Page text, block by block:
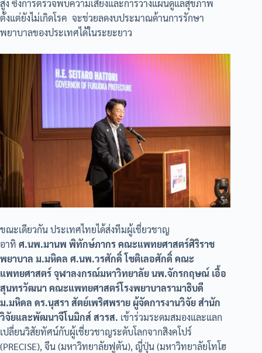
สูง ซึ่งการตรวจพบความเสี่ยงและการวางแผนดูแลสุขภาพ
ตั้งแต่ยังไม่เกิดโรค จะช่วยลดงบประมาณด้านการรักษา
พยาบาลของประเทศได้ในระยะยาว
ขณะเดียวกัน ประเทศไทยได้ส่งทีมผู้เชี่ยวชาญ
อาทิ ศ.นพ.มานพ พิทักษ์ภากร คณะแพทยศาสตร์ศิริราช
พยาบาล ม.มหิดล ศ.นพ.วรศักดิ์ โชติเลอศักดิ์ คณะ
แพทยศาสตร์ จุฬาลงกรณ์มหาวิทยาลัย นพ.จักรกฤษณ์ เอื้อ
สุนทรวัฒนา คณะแพทยศาสตร์โรงพยาบาลรามาธิบดี
ม.มหิดล ดร.นุสรา สัตย์เพริศพราย ผู้จัดการงานวิจัย สำนัก
วิจัยและพัฒนาจีโนมิกส์ สวรส. เข้าร่วมระดมสมองและแลก
เปลี่ยนวิสัยทัศน์กับผู้เชี่ยวชาญระดับโลกจากสิงคโปร์
(PRECISE), จีน (มหาวิทยาลัยฟูตัน), ญี่ปุ่น (มหาวิทยาลัยโทโฮ